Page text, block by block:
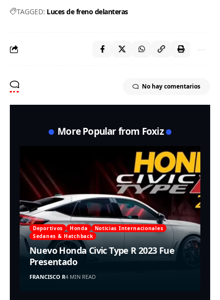
TAGGED: Luces de freno delanteras
No hay comentarios
More Popular from Foxiz
Deportivos Honda
Noticias Internacionales
Sedanes & Hatchback
Nuevo Honda Civic Type R 2023 Fue
Presentado
FRANCISCO R4 MIN READ